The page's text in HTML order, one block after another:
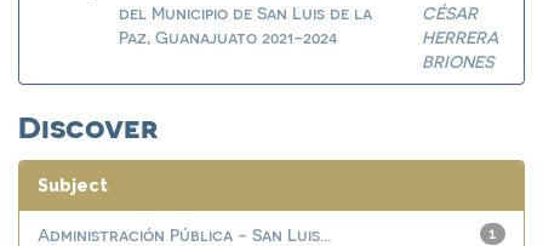
del Municipio de San Luis de la
Paz, Guanajuato 2021-2024
CÉSAR
HERRERA
BRIONES
Discover
Subject
1
Administración Pública - San Luis...